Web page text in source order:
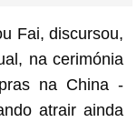
Fai, discursou,
na cerimónia
na China -
atrair ainda